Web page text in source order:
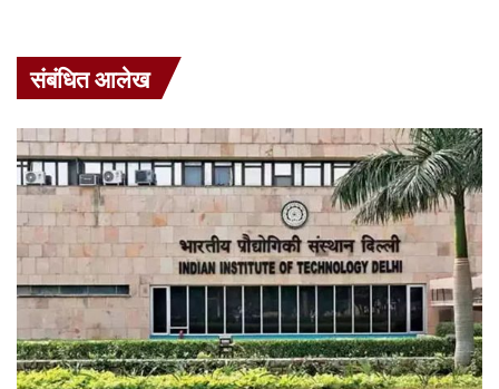
संबंधित आलेख